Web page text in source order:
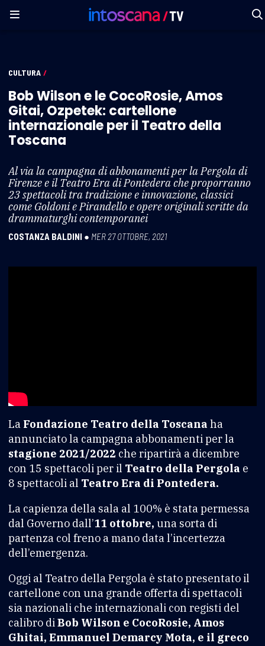
CULTURA /
Bob Wilson e le CocoRosie, Amos
Gitai, Ozpetek: cartellone
internazionale per il Teatro della
Toscana
Al via la campagna di abbonamenti per la Pergola di
Firenze e il Teatro Era di Pontedera che proporranno
23 spettacoli tra tradizione e innovazione, classici
come Goldoni e Pirandello e opere originali scritte da
drammaturghi contemporanei
COSTANZA BALDINI ● MER 27 OTTOBRE, 2021
La Fondazione Teatro della Toscana ha
annunciato la campagna abbonamenti per la
stagione 2021/2022 che ripartirà a dicembre
con 15 spettacoli per il Teatro della Pergola e
8 spettacoli al Teatro Era di Pontedera.
La capienza della sala al 100% è stata permessa
dal Governo dall’11 ottobre, una sorta di
partenza col freno a mano data l’incertezza
dell’emergenza.
Oggi al Teatro della Pergola è stato presentato il
cartellone con una grande offerta di spettacoli
sia nazionali che internazionali con registi del
calibro diBob Wilson e CocoRosie, Amos
Ghitai, Emmanuel Demarcy Mota, e il greco